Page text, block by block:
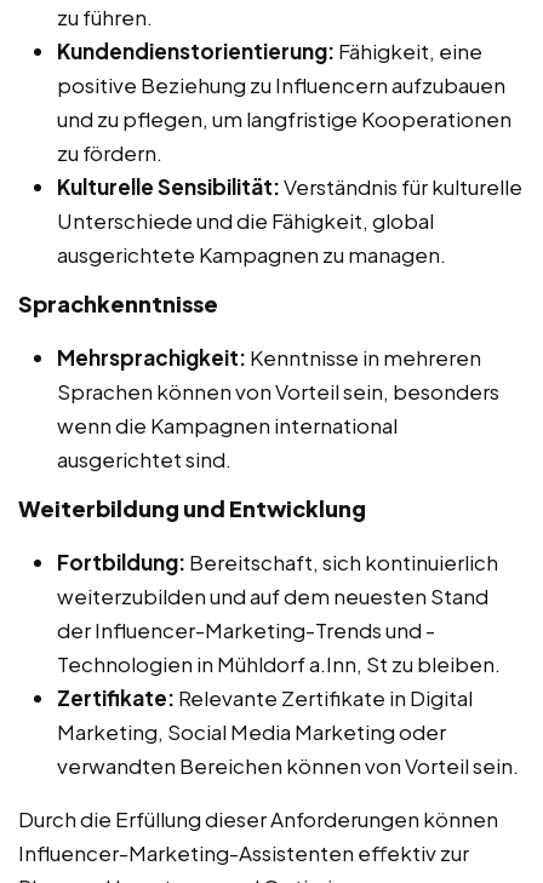
zu führen.
Kundendienstorientierung: Fähigkeit, eine
positive Beziehung zu Influencern aufzubauen
und zu pflegen, um langfristige Kooperationen
zu fördern.
Kulturelle Sensibilität:Verständnis für kulturelle
Unterschiede und die Fähigkeit, global
ausgerichtete Kampagnen zu managen.
Sprachkenntnisse
Mehrsprachigkeit: Kenntnisse in mehreren
Sprachen können von Vorteil sein, besonders
wenn die Kampagnen international
ausgerichtet sind.
Weiterbildung und Entwicklung
Fortbildung: Bereitschaft, sich kontinuierlich
weiterzubilden und auf dem neuesten Stand
der Influencer-Marketing-Trends und -
Technologien in Mühldorf a.Inn, St zu bleiben.
Zertifikate: Relevante Zertifikate in Digital
Marketing, Social Media Marketing oder
verwandten Bereichen können von Vorteil sein.
Durch die Erfüllung dieser Anforderungen können
Influencer-Marketing-Assistenten effektiv zur